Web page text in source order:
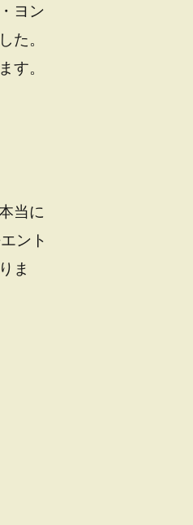
ヨン
た。
す。
当に
ント
ま